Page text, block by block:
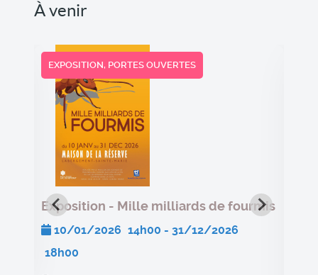
À venir
EXPOSITION, PORTES OUVERTES
Exposition - Mille milliards de fourmis
10/01/2026 14h00 - 31/12/2026
18h00